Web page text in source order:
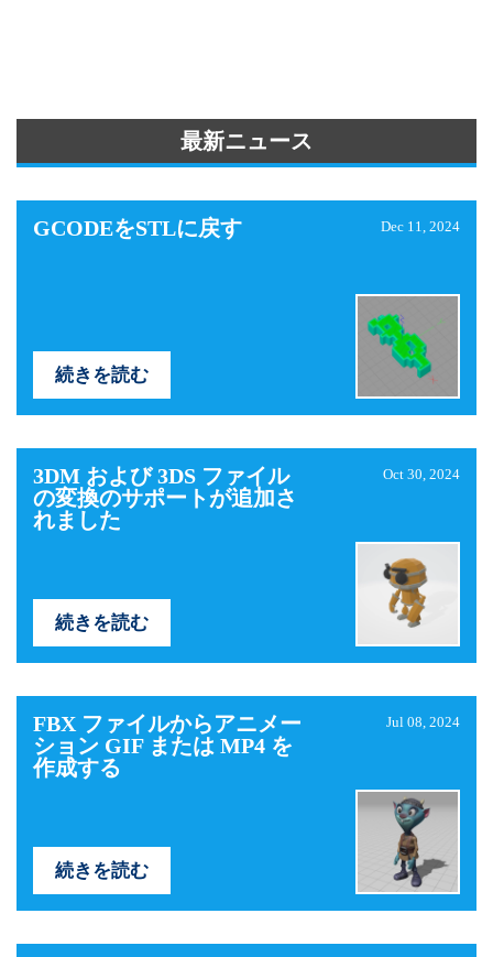
最新ニュース
GCODEをSTLに戻す Dec 11, 2024
続きを読む
3DM および 3DS ファイル
の変換のサポートが追加さ
れました
Oct 30, 2024
続きを読む
FBX ファイルからアニメー
ション GIF または MP4 を
作成する
Jul 08, 2024
続きを読む